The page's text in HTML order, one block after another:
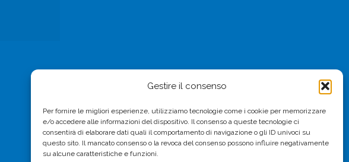
Gestire il consenso
Per fornire le migliori esperienze, utilizziamo tecnologie come i cookie per memorizzare
e/o accedere alle informazioni del dispositivo. Il consenso a queste tecnologie ci
consentirà di elaborare dati quali il comportamento di navigazione o gli ID univoci su
questo sito. Il mancato consenso o la revoca del consenso possono influire negativamente
su alcune caratteristiche e funzioni.